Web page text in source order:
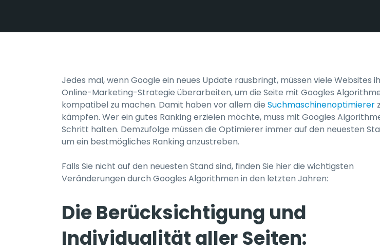
Jedes mal, wenn Google ein neues Update rausbringt, müssen viele Websites
Online-Marketing-Strategie überarbeiten, um die Seite mit Googles
kompatibel zu machen. Damit haben vor allem die Suchmaschinenoptimierer
kämpfen. Wer ein gutes Ranking erzielen möchte, muss mit Googles
Schritt halten. Demzufolge müssen die Optimierer immer auf den neuesten
um ein bestmögliches Ranking anzustreben.
Falls Sie nicht auf den neuesten Stand sind, finden Sie hier die wichtigsten
Veränderungen durch Googles Algorithmen in den letzten Jahren:
Die Berücksichtigung und
Individualität aller Seiten: